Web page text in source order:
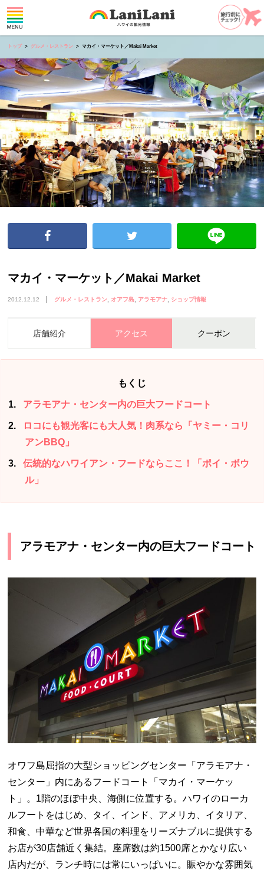
トップ グルメ・レストラン マカイ・マーケット／Makai Market
マカイ・マーケット／Makai Market
2012.12.12 グルメ・レストラン オアフ島 アラモアナ ショップ情報
店舗紹介 アクセス クーポン
もくじ
1 アラモアナ・センター内の巨大フードコート
2
ロコにも観光客にも大人気！肉系なら「ヤミー・コリ
アンBBQ」
3
伝統的なハワイアン・フードならここ！「ポイ・ボウ
ル」
アラモアナ・センター内の巨大フードコート
オワフ島屈指の大型ショッピングセンター「アラモアナ・
センター」内にあるフードコート「マカイ・マーケッ
ト」。1階のほぼ中央、海側に位置する。ハワイのローカ
ルフートをはじめ、タイ、インド、アメリカ、イタリア、
和食、中華など世界各国の料理をリーズナブルに提供する
お店が30店舗近く集結。座席数は約1500席とかなり広い
店内だが、ランチ時には常にいっぱいに。賑やかな雰囲気